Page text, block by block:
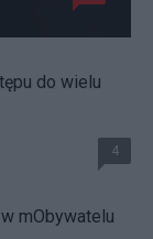
do wielu
4
mObywatelu